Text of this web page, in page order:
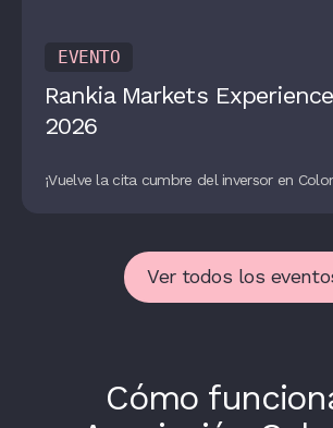
EVENTO
Rankia Markets
2026
¡Vuelve la cita cumbre del inversor en
Ver todos los
Cómo